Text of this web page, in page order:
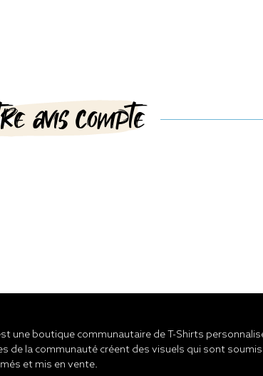
avis compte
une boutique communautaire de T-Shirts
de la communauté créent des visuels qui sont
et mis en vente.